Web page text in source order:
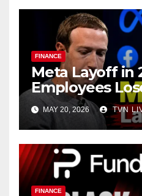
FINANCE
Meta Layoff in
Employees
Zuckerberg
Aggressive A.I.
MAY 20, 2026 TVN
FINANCE